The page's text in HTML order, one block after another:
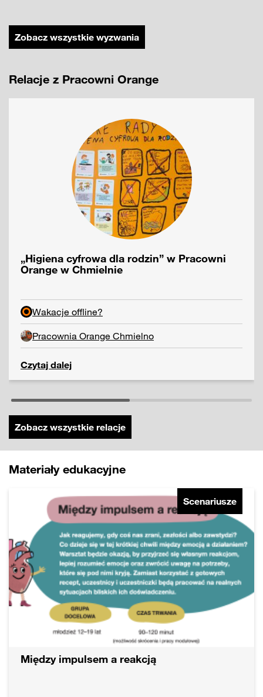
Zobacz wszystkie wyzwania
Relacje z Pracowni Orange
„Higiena cyfrowa dla rodzin” w Pracowni
Orange w Chmielnie
Wakacje offline?
Pracownia Orange Chmielno
Czytaj dalej
Zobacz wszystkie relacje
Materiały edukacyjne
Scenariusze
Między impulsem a reakcją